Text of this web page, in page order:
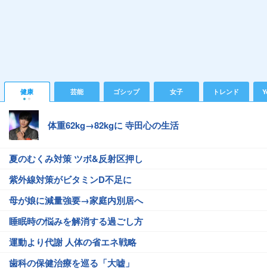
健康 芸能 ゴシップ 女子 トレンド
体重62kg→82kgに 寺田心の生活
夏のむくみ対策 ツボ&反射区押し
紫外線対策がビタミンD不足に
母が娘に減量強要→家庭内別居へ
睡眠時の悩みを解消する過ごし方
運動より代謝 人体の省エネ戦略
歯科の保健治療を巡る「大嘘」